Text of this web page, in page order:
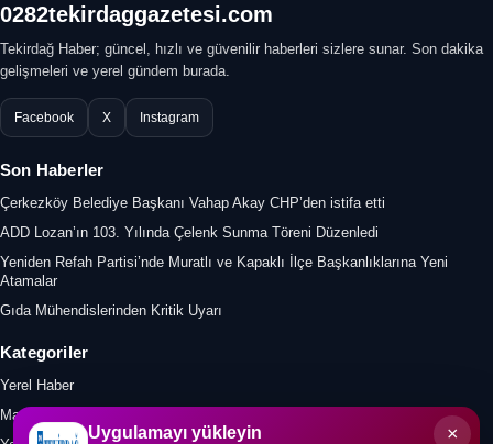
0282tekirdaggazetesi.com
Tekirdağ Haber; güncel, hızlı ve güvenilir haberleri sizlere sunar. Son dakika
gelişmeleri ve yerel gündem burada.
Facebook X Instagram
Son Haberler
Çerkezköy Belediye Başkanı Vahap Akay CHP’den istifa etti
ADD Lozan’ın 103. Yılında Çelenk Sunma Töreni Düzenledi
Yeniden Refah Partisi’nde Muratlı ve Kapaklı İlçe Başkanlıklarına Yeni
Atamalar
Gıda Mühendislerinden Kritik Uyarı
Kategoriler
Yerel Haber
Manşet
×
Uygulamayı yükleyin